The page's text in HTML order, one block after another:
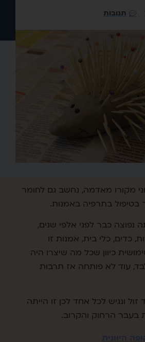
תגובות
מקורו מאדמה, נחשב גם לחומר
בטיפול בתרפיה באמנות.
נפוצה כבר לפני אלפי שנים,
כדים, כלי בית, אמנות זו
כיוון שכל מה שיצרו היה
עוד לא פותחה אז תרבות
ונגיש לכל אחד לכן זו הייתה
בעבר הרחוק והקרוב.